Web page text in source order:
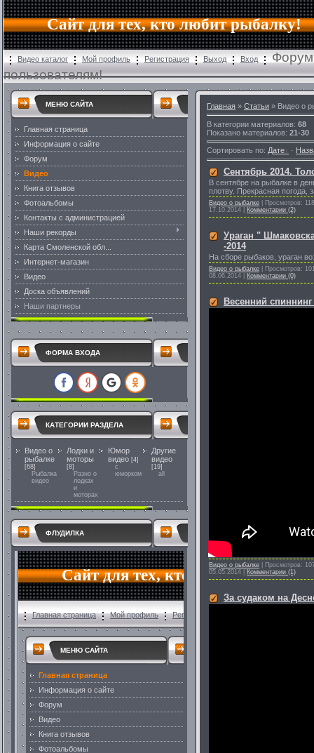
Сайт для тех, кто любит рыбалку!
Видео каталог Мой профиль Регистрация Выход Вход
Форум
пользователям!
МЕНЮ САЙТА
Главная страница
Информация о сайте
Форум
Видео
Книга отзывов
Фотоальбомы
Контакты с администрацией
Наши рекорды
Карта Смоленской обл...
Интернет-магазин
Видео
Доска объявлений
Наши партнеры
ФОРМА ВХОДА
КАТЕГОРИИ РАЗДЕЛА
Видео о
рыбалке
[68]
Рыбалка
видео
Лодки и
моторы
[8]
Разно о
лодках
и
моторах
Юмор
видео [4]
с
юморком
Другие
видео
[19]
all
ФЛУДИЛКА
Главная » Статьи » Видео о
В категории материалов: 68
Показано материалов: 21-30
Сортировать по: Дате ·
Сентябрь 2014.
В сентябре на рыбалке в
плотву. Прекрасная погода,
Видео о рыбалке Просмотров:
17.10.2014
Комментарии (2)
Ураган "
-2014
На сборе рыбаков, ураган
Видео о рыбалке Просмотров:
08.06.2014
Комментарии (0)
Весенний спиннинг
Видео о рыбалке Просмотров:
05.05.2014
Комментарии (1)
За судаком на